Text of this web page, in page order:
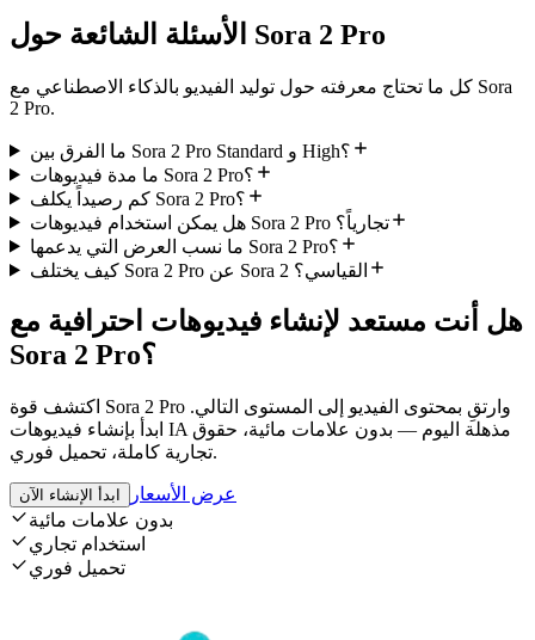
الأسئلة الشائعة حول Sora 2 Pro
كل ما تحتاج معرفته حول توليد الفيديو بالذكاء الاصطناعي مع Sora
2 Pro.
ما الفرق بين Sora 2 Pro Standard و High؟
ما مدة فيديوهات Sora 2 Pro؟
كم رصيداً يكلف Sora 2 Pro؟
هل يمكن استخدام فيديوهات Sora 2 Pro تجارياً؟
ما نسب العرض التي يدعمها Sora 2 Pro؟
كيف يختلف Sora 2 Pro عن Sora 2 القياسي؟
هل أنت مستعد لإنشاء فيديوهات احترافية مع
Sora 2 Pro؟
اكتشف قوة Sora 2 Pro وارتقِ بمحتوى الفيديو إلى المستوى التالي.
ابدأ بإنشاء فيديوهات IA مذهلة اليوم — بدون علامات مائية، حقوق
تجارية كاملة، تحميل فوري.
ابدأ الإنشاء الآن
عرض الأسعار
بدون علامات مائية
استخدام تجاري
تحميل فوري